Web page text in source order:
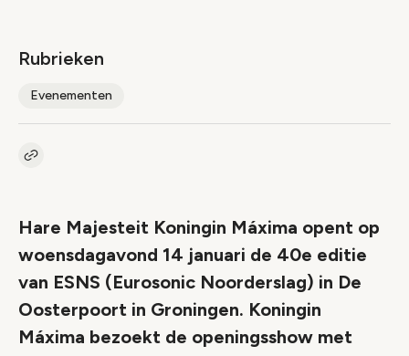
Rubrieken
Evenementen
Kopieer link naar artikel
Hare Majesteit Koningin Máxima opent op
woensdagavond 14 januari de 40e editie
van ESNS (Eurosonic Noorderslag) in De
Oosterpoort in Groningen. Koningin
Máxima bezoekt de openingsshow met